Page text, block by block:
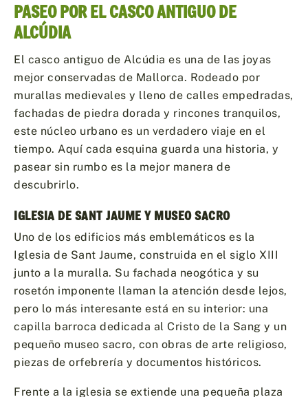
PASEO POR EL CASCO ANTIGUO DE
ALCÚDIA
El casco antiguo de Alcúdia es una de las joyas
mejor conservadas de Mallorca. Rodeado por
murallas medievales y lleno de calles empedradas,
fachadas de piedra dorada y rincones tranquilos,
este núcleo urbano es un verdadero viaje en el
tiempo. Aquí cada esquina guarda una historia, y
pasear sin rumbo es la mejor manera de
descubrirlo.
IGLESIA DE SANT JAUME Y MUSEO SACRO
Uno de los edificios más emblemáticos es la
Iglesia de Sant Jaume, construida en el siglo XIII
junto a la muralla. Su fachada neogótica y su
rosetón imponente llaman la atención desde lejos,
pero lo más interesante está en su interior: una
capilla barroca dedicada al Cristo de la Sang y un
pequeño museo sacro, con obras de arte religioso,
piezas de orfebrería y documentos históricos.
Frente a la iglesia se extiende una pequeña plaza